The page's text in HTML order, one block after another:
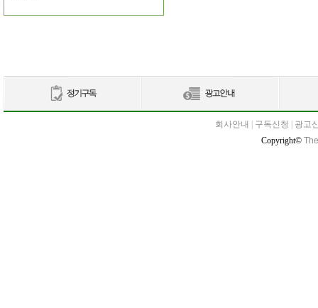
회사안내 구독신청
광고
Copyright©